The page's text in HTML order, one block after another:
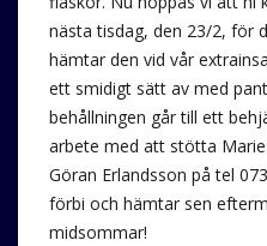
nästa tisdag, den 23/2, för
hämtar den vid vår
ett smidigt sätt av med
behållningen går till ett
arbete med att stötta
Göran Erlandsson på tel
förbi och hämtar sen
midsommar!